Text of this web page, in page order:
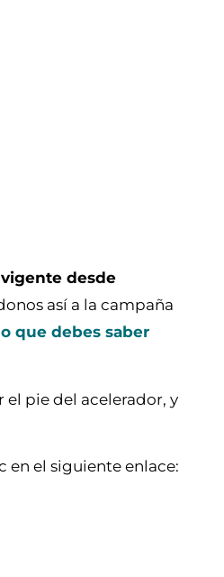
desde
así a la campaña
que debes saber
el pie del acelerador, y
en el siguiente enlace: